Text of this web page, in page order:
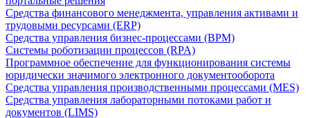
Средства финансового менеджмента, управления активами и
трудовыми ресурсами (ERP)
Средства управления бизнес-процессами (BPM)
Системы роботизации процессов (RPA)
Программное обеспечение для функционирования системы
юридически значимого электронного документооборота
Средства управления производственными процессами (MES)
Средства управления лабораторными потоками работ и
документов (LIMS)